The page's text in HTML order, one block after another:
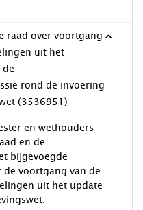
raad over voortgang
uit het
rond de invoering
(3536951)
en wethouders
en de
bijgevoegde
voortgang van de
uit het update